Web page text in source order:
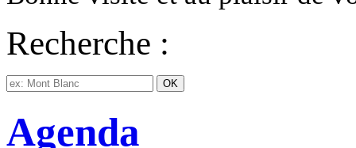
Recherche :
Agenda